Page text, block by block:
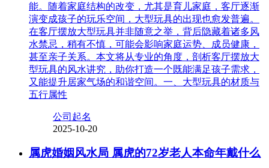
能。随着家庭结构的改变，尤其是育儿家庭，客厅逐渐
演变成孩子的玩乐空间，大型玩具的出现也愈发普遍。
在客厅摆放大型玩具并非随意之举，背后隐藏着诸多风
水禁忌，稍有不慎，可能会影响家庭运势、成员健康，
甚至亲子关系。本文将从专业的角度，剖析客厅摆放大
型玩具的风水讲究，助你打造一个既能满足孩子需求，
又能提升居家气场的和谐空间。一、大型玩具的材质与
五行属性
公司起名
2025-10-20
属虎婚姻风水局 属虎的72岁老人本命年戴什么